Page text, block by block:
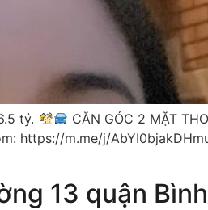
tỷ.
CĂN GÓC 2 MẶT
https://m.me/j/
13 quận